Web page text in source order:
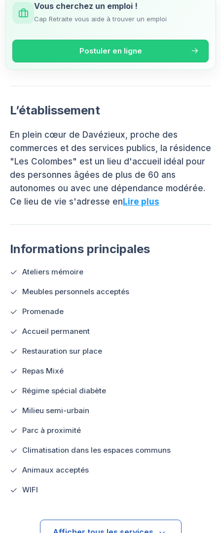
Vous cherchez un emploi !
Cap Retraite vous aide à trouver un emploi
Postuler en ligne
L’établissement
En plein cœur de Davézieux, proche des
commerces et des services publics, la résidence
"Les Colombes" est un lieu d'accueil idéal pour
des personnes âgées de plus de 60 ans
autonomes ou avec une dépendance modérée.
Ce lieu de vie s'adresse enLire plus
Informations principales
Ateliers mémoire
Meubles personnels acceptés
Promenade
Accueil permanent
Restauration sur place
Repas Mixé
Régime spécial diabète
Milieu semi-urbain
Parc à proximité
Climatisation dans les espaces communs
Animaux acceptés
WIFI